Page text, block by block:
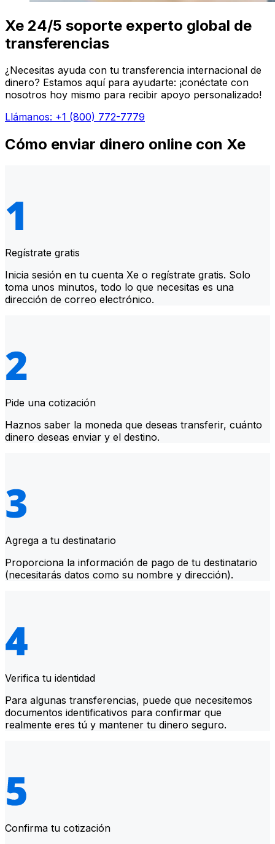
Xe 24/5 soporte experto global de
transferencias
¿Necesitas ayuda con tu transferencia internacional de
dinero? Estamos aquí para ayudarte: ¡conéctate con
nosotros hoy mismo para recibir apoyo personalizado!
Llámanos: +1 (800) 772-7779
Cómo enviar dinero online con Xe
Regístrate gratis
Inicia sesión en tu cuenta Xe o regístrate gratis. Solo
toma unos minutos, todo lo que necesitas es una
dirección de correo electrónico.
Pide una cotización
Haznos saber la moneda que deseas transferir, cuánto
dinero deseas enviar y el destino.
Agrega a tu destinatario
Proporciona la información de pago de tu destinatario
(necesitarás datos como su nombre y dirección).
Verifica tu identidad
Para algunas transferencias, puede que necesitemos
documentos identificativos para confirmar que
realmente eres tú y mantener tu dinero seguro.
Confirma tu cotización